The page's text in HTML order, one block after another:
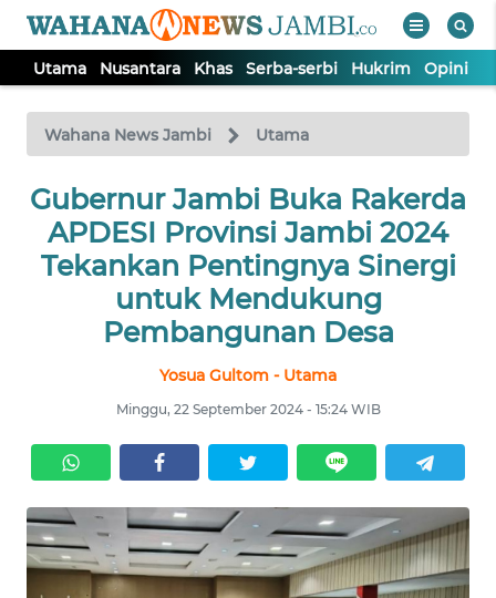
Utama Nusantara Khas Serba-serbi Hukrim Opini
Wahana News Jambi Utama
Gubernur Jambi Buka Rakerda
APDESI Provinsi Jambi 2024
Tekankan Pentingnya Sinergi
untuk Mendukung
Pembangunan Desa
Yosua Gultom - Utama
Minggu, 22 September 2024 - 15:24 WIB
TV
Tutup
UTAMA
NUSANTARA
HUKRIM
OPINI
PERISTIWA